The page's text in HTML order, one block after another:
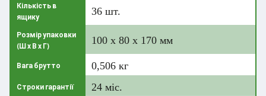
Кількість в
ящику
36 шт.
Розмір упаковки
(Ш х В х Г)
100 х 80 х 170 мм
Вага брутто 0,506 кг
Строки гарантії 24 міс.